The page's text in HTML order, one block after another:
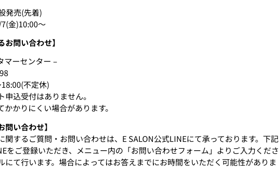
売(先着)
金)10:00～
お問い合わせ】
ーセンター –
不定休)
込受付はありません。
かりにくい場合があります。
問い合わせ】
関するご質問・お問い合わせは、E SALON公式LINEにて承っております。下記
をご登録いただき、メニュー内の「お問い合わせフォーム」よりご入力くださ
にて行います。場合によってはお答えまでにお時間をいただく可能性がありま